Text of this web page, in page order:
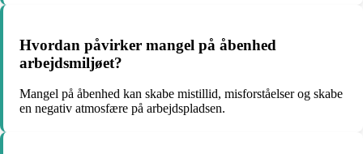
Hvordan påvirker mangel på åbenhed
arbejdsmiljøet?
Mangel på åbenhed kan skabe mistillid, misforståelser og skabe
en negativ atmosfære på arbejdspladsen.